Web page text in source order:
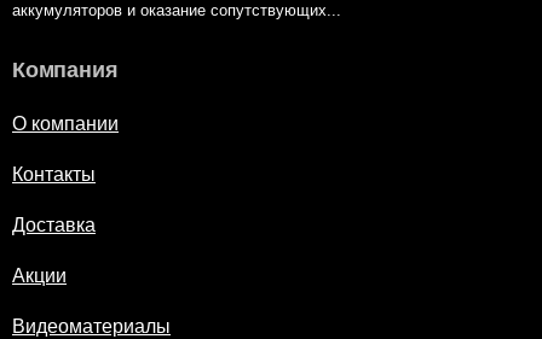
аккумуляторов и оказание сопутствующих...
Компания
О компании
Контакты
Доставка
Акции
Видеоматериалы